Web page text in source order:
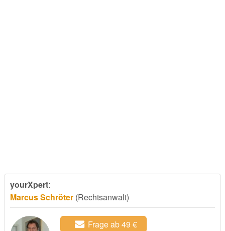
yourXpert:
Marcus Schröter(Rechtsanwalt)
Frage ab 49 €